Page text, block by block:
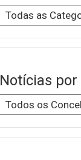
Notícias por